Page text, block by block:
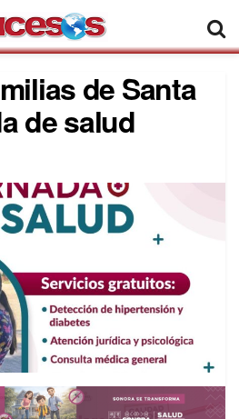
de Santa
de salud